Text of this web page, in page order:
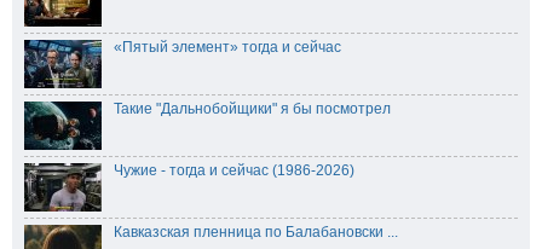
«Пятый элемент» тогда и сейчас⁠⁠
Такие "Дальнобойщики" я бы посмотрел
Чужие - тогда и сейчас (1986-2026)
Кавказская пленница по Балабановски ...